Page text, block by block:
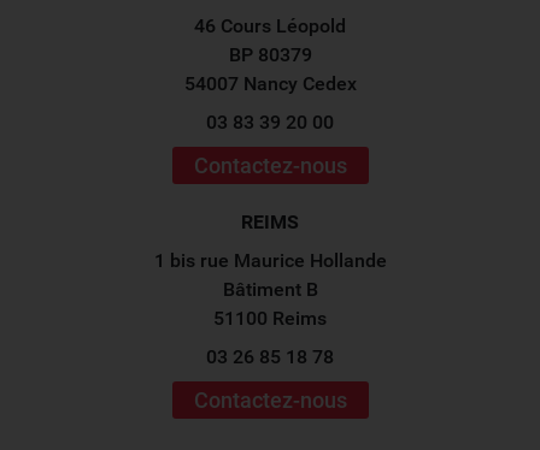
46 Cours Léopold
BP 80379
54007 Nancy Cedex
03 83 39 20 00
Contactez-nous
REIMS
1 bis rue Maurice Hollande
Bâtiment B
51100 Reims
03 26 85 18 78
Contactez-nous